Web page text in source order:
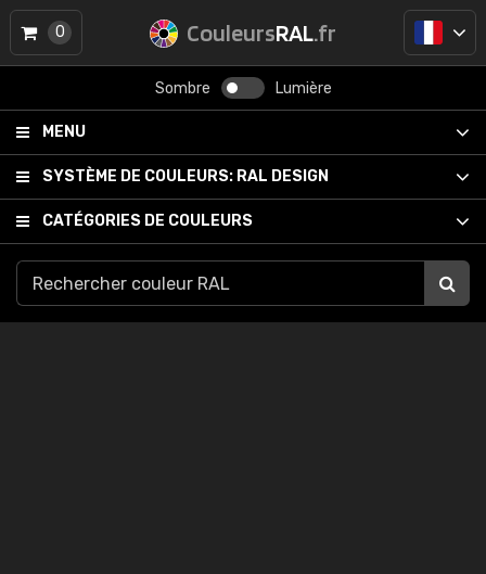
CouleursRAL.fr
Sombre Lumière
MENU
SYSTÈME DE COULEURS: RAL DESIGN
CATÉGORIES DE COULEURS
0